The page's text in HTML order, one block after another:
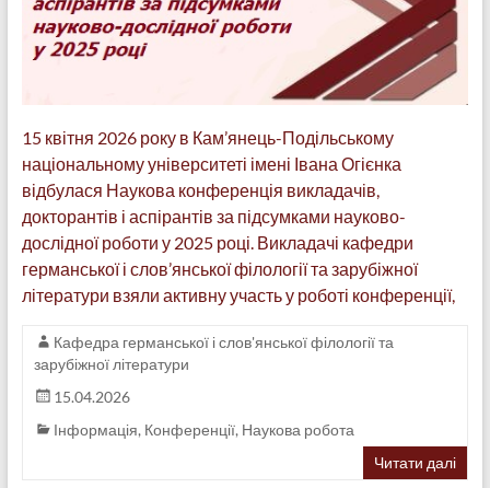
15 квітня 2026 року в Кам’янець-Подільському
національному університеті імені Івана Огієнка
відбулася Наукова конференція викладачів,
докторантів і аспірантів за підсумками науково-
дослідної роботи у 2025 році. Викладачі кафедри
германської і слов’янської філології та зарубіжної
літератури взяли активну участь у роботі конференції,
Кафедра германської і слов'янської філології та
зарубіжної літератури
15.04.2026
Інформація, Конференції, Наукова робота
Читати далі